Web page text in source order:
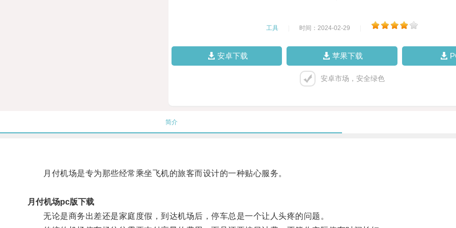
工具 时间：2024-02-29
安卓下载 苹果下载
安卓市场，安全绿色
简介
月付机场是专为那些经常乘坐飞机的旅客而设计的一种贴心服务。
月付机场pc版下载
无论是商务出差还是家庭度假，到达机场后，停车总是一个让人头疼的问题。